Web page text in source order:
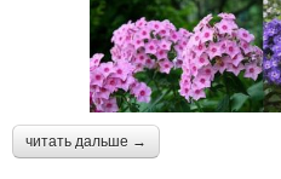
читать дальше →